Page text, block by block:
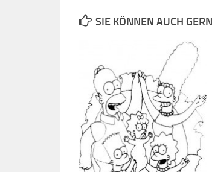
SIE KÖNNEN AUCH